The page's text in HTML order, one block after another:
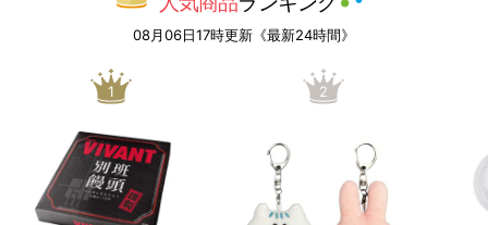
08月06日17時更新《最新24時間》
1 2